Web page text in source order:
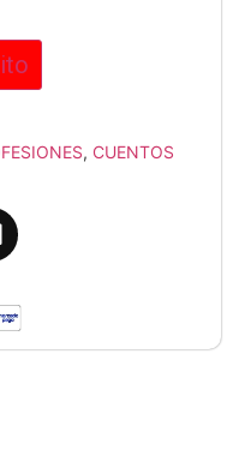
, CUENTOS